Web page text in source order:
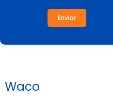
Enviar
Waco